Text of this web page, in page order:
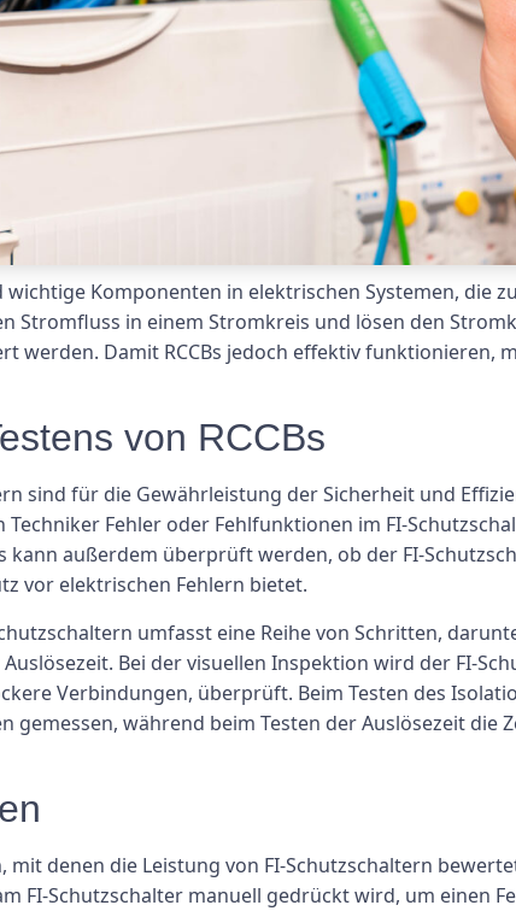
wichtige Komponenten in elektrischen Systemen, die
Stromfluss in einem Stromkreis und lösen den
werden. Damit RCCBs jedoch effektiv funktionieren,
von RCCBs
sind für die Gewährleistung der Sicherheit und
Fehler oder Fehlfunktionen im FI-
kann außerdem überprüft werden, ob der FI-
vor elektrischen Fehlern bietet.
umfasst eine Reihe von Schritten,
Bei der visuellen Inspektion wird der FI-
Verbindungen, überprüft. Beim Testen des
gemessen, während beim Testen der Auslösezeit die
mit denen die Leistung von FI-Schutzschaltern
FI-Schutzschalter manuell gedrückt wird, um einen